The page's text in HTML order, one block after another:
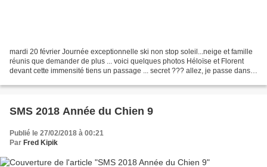
mardi 20 février Journée exceptionnelle ski non stop soleil...neige et famille
réunis que demander de plus ... voici quelques photos Héloïse et Florent
devant cette immensité tiens un passage ... secret ??? allez, je passe dans
SMS 2018 Année du Chien 9
Publié le 27/02/2018 à 00:21
Par Fred Kipik